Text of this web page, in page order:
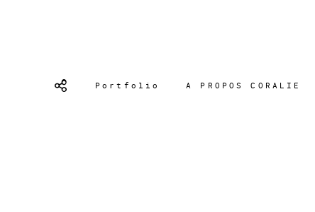
Portfolio A PROPOS CORALIE